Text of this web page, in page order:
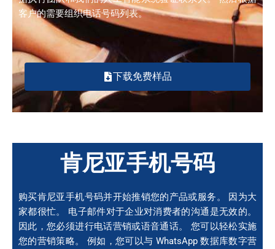
客户的需要组织电话号码列表。
下载免费样品
肯尼亚手机号码
购买肯尼亚手机号码并开始推销您的产品或服务。 因为大
家都很忙。 电子邮件对于企业对消费者的沟通是无效的。
因此，您必须进行电话营销或语音通话。 您可以轻松实施
您的营销策略。 例如，您可以与 WhatsApp 数据库数字营